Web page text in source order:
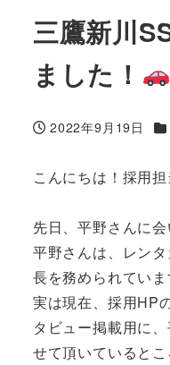
三鷹新川
ました！
投稿日
2022年9月19日 カ
こんにちは！採用担
先日、平野さんに
平野さんは、レン
長を務められていま
実は現在、採用HP
タビュー掲載用に
せて頂いているとこ